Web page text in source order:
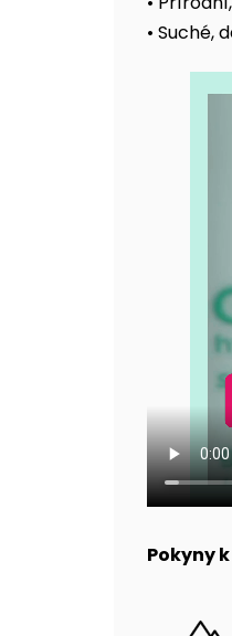
• Suché,
Pokyny